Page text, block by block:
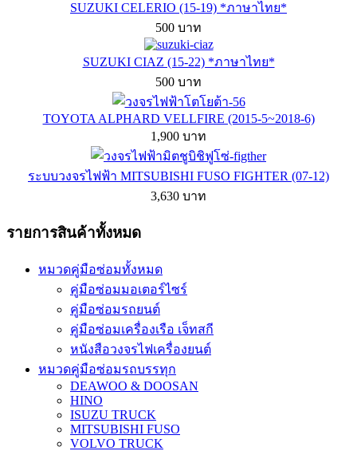
SUZUKI CELERIO (15-19) *ภาษาไทย*
500 บาท
SUZUKI CIAZ (15-22) *ภาษาไทย*
500 บาท
TOYOTA ALPHARD VELLFIRE (2015-5~2018-6)
1,900 บาท
ระบบวงจรไฟฟ้า MITSUBISHI FUSO FIGHTER (07-12)
3,630 บาท
รายการสินค้าทั้งหมด
หมวดคู่มือซ่อมทั้งหมด
คู่มือซ่อมมอเตอร์ไซร์
คู่มือซ่อมรถยนต์
คู่มือซ่อมเครื่องเรือ เจ็ทสกี
หนังสือวงจรไฟเครื่องยนต์
หมวดคู่มือซ่อมรถบรรทุก
DEAWOO & DOOSAN
HINO
ISUZU TRUCK
MITSUBISHI FUSO
VOLVO TRUCK